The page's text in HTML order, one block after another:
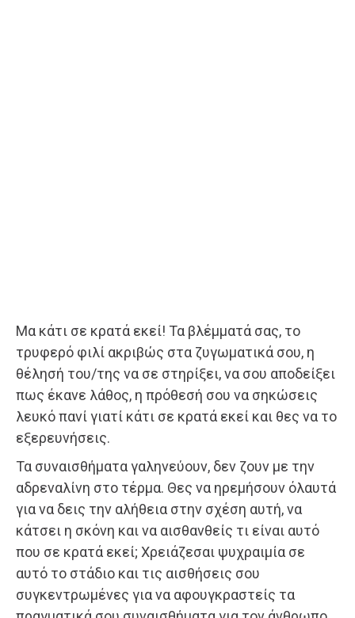
Μα κάτι σε κρατά εκεί! Τα βλέμματά σας, το
τρυφερό φιλί ακριβώς στα ζυγωματικά σου, η
θέλησή του/της να σε στηρίξει, να σου αποδείξει
πως έκανε λάθος, η πρόθεσή σου να σηκώσεις
λευκό πανί γιατί κάτι σε κρατά εκεί και θες να το
εξερευνήσεις.
Τα συναισθήματα γαληνεύουν, δεν ζουν με την
αδρεναλίνη στο τέρμα. Θες να ηρεμήσουν όλαυτά
για να δεις την αλήθεια στην σχέση αυτή, να
κάτσει η σκόνη και να αισθανθείς τι είναι αυτό
που σε κρατά εκεί; Χρειάζεσαι ψυχραιμία σε
αυτό το στάδιο και τις αισθήσεις σου
συγκεντρωμένες για να αφουγκραστείς τα